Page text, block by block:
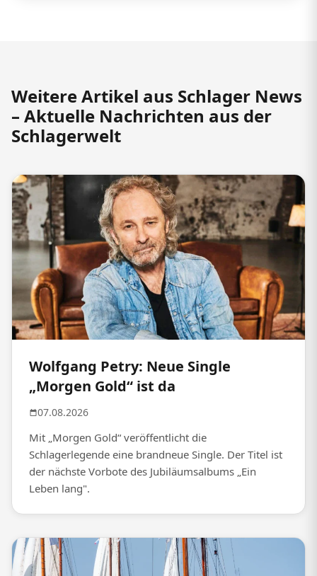
Weitere Artikel aus Schlager News
– Aktuelle Nachrichten aus der
Schlagerwelt
Wolfgang Petry: Neue Single
„Morgen Gold“ ist da
07.08.2026
Mit „Morgen Gold“ veröffentlicht die
Schlagerlegende eine brandneue Single. Der Titel ist
der nächste Vorbote des Jubiläumsalbums „Ein
Leben lang".